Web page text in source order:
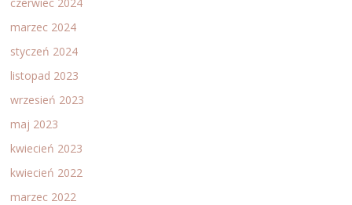
marzec 2024
styczeń 2024
listopad 2023
wrzesień 2023
maj 2023
kwiecień 2023
kwiecień 2022
marzec 2022